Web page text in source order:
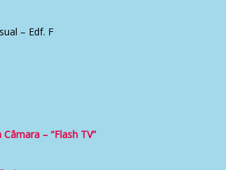
– Edf. F
– “Flash TV”